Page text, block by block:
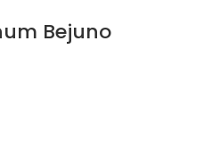
Bejuno